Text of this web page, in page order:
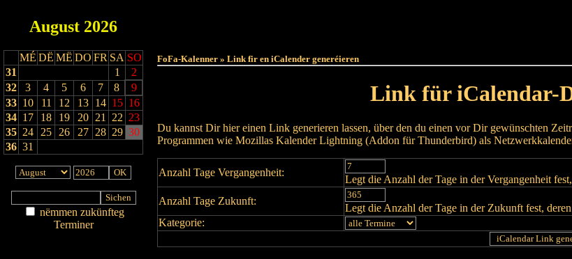
August 2026
MÉ DË MË DO FR SA SO
31
1
2
32
3 4 5 6 7 8
9
33 10 11 12 13 14 15 16
34 17 18 19 20 21 22 23
35 24 25 26 27 28 29 30
36 31
nëmmen zukünfteg
Terminer
FoFa-Kalenner » Link fir en iCalender generéieren
Link für iCalendar-
Du kannst Dir hier einen Link generieren lassen, über den du einen vor Dir gewünschten
Programmen wie Mozillas Kalender Lightning (Addon für Thunderbird) als
Anzahl Tage Vergangenheit:
Legt die Anzahl der Tage in der Vergangenheit
Anzahl Tage Zukunft:
Legt die Anzahl der Tage in der Zukunft fest,
Kategorie: